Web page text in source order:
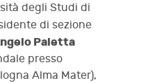
degli Studi di
di sezione
Paletta
presso
Alma Mater),